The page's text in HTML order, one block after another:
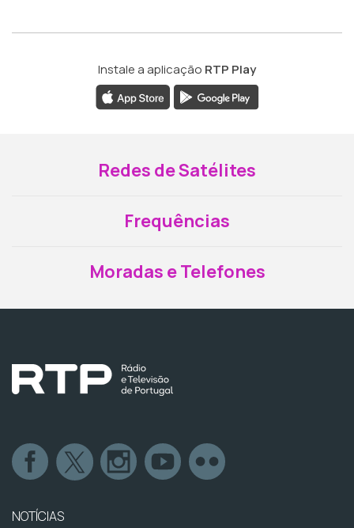
Instale a aplicação RTP Play
Redes de Satélites
Frequências
Moradas e Telefones
NOTÍCIAS